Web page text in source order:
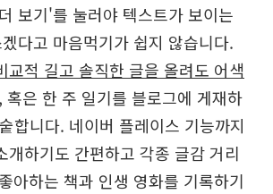
보기'를 눌러야 텍스트가 보이는
다고 마음먹기가 쉽지 않습니다.
교적 길고 솔직한 글을 올려도 어색
혹은 한 주 일기를 블로그에 게재하
합니다. 네이버 플레이스 기능까지
개하기도 간편하고 각종 글감 거리
아하는 책과 인생 영화를 기록하기